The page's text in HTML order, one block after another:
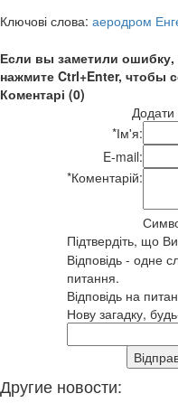
Ключові слова: аеродром
Если вы заметили
нажмите Ctrl+Enter, чтобы
Коментарі (0)
Додати
*Ім'я:
E-mail:
*Коментарій:
Підтвердіть, що
Відповідь - одне
питання.
Відповідь на
Нову загадку,
Другие новости: